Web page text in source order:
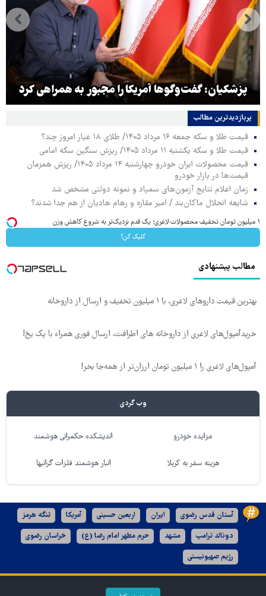
پزشکیان: گفت‌وگوها آمریکا را مجبور به همراهی کرد
پربازدیدترین‌ مطالب
قیمت طلا و سکه جمعه ۱۶ مرداد ۱۴۰۵/ طلای ۱۸ عیار امروز چند؟
قیمت طلا و سکه یکشنبه ۱۱ مرداد ۱۴۰۵/ ریزش سنگین سکه امامی
قیمت محصولات ایران خودرو چهارشنبه ۱۴ مرداد ۱۴۰۵/ ریزش همزمان
قیمت‌ها در بازار خودرو
زمان اعلام نتایج آزمون‌های سمپاد و نمونه دولتی مشخص شد
شایعه انحلال ماکان‌بند / امیر مقاره و رهام هادیان از هم جدا شدند؟
۱ میلیون تومان تخفیف محصولات لاغری؛ یک قدم نزدیک‌تر به شروع کاهش وزن
کلیک کن!
مطالب پیشنهادی
بهترین قیمت داروهای لاغری، با ۱ میلیون تخفیف و ارسال از داروخانه‌
خریدآمپول‌های لاغری از داروخانه های اطرافت، ارسال فوری همراه با پک یخ!
آمپول‌های لاغری را ۱ میلیون تومان ارزان‌تر از همه‌جا بخر!
وب گردی
مزایده خودرو اندیشکده حکمرانی هوشمند
هزینه سفر به کربلا انبار هوشمند فلزات گرانبها
آستان قدس رضوی ایران اربعین حسینی آمریکا تنگه هرمز
دونالد ترامپ مشهد حرم مطهر امام رضا (ع) خراسان رضوی
رژیم صهیونیستی